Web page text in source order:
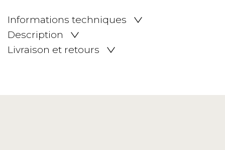
Informations techniques
Description
Livraison et retours